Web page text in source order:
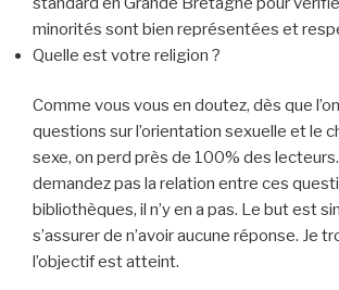
minorités sont bien représentées et
Quelle est votre religion ?
Comme vous vous en doutez, dès que
questions sur l’orientation sexuelle et le
sexe, on perd près de 100% des
demandez pas la relation entre ces
bibliothèques, il n’y en a pas. Le but est
s’assurer de n’avoir aucune réponse. Je
l’objectif est atteint.